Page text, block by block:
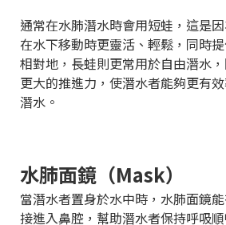
通常在水肺潛水時會用短蛙，這是
在水下移動時更靈活、輕鬆，同時
相對地，長蛙則更常用於自由潛水
更大的推進力，使潛水者能夠更有
潛水。
水肺面鏡（Mask）
當潛水者置身於水中時，水肺面鏡
接進入鼻腔，幫助潛水者保持呼吸